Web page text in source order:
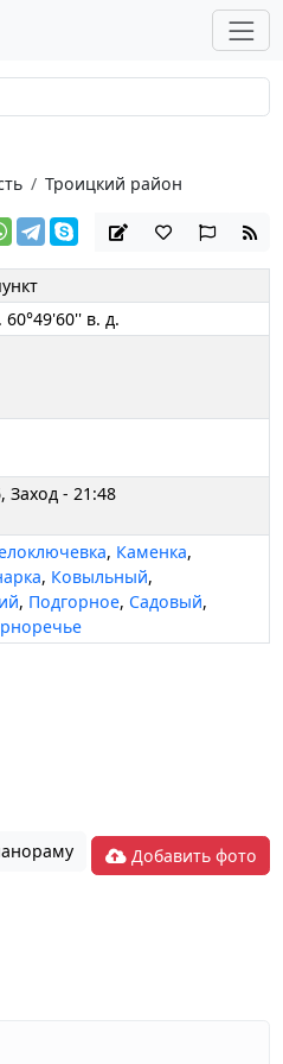
Троицкий район
в. д.
Заход - 21:48
, Каменка,
, Ковыльный,
, Подгорное, Садовый,
Добавить фото